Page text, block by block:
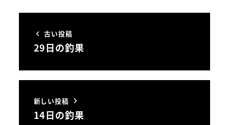
古い投稿
29日の釣果
新しい投稿
14日の釣果